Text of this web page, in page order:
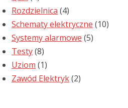
Rozdzielnica (4)
Schematy elektryczne (10)
Systemy alarmowe (5)
Testy(8)
Uziom (1)
Zawód Elektryk(2)